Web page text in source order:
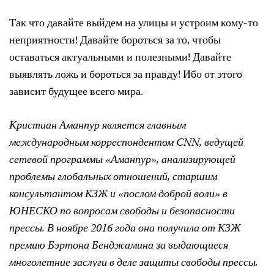
Так что давайте выйдем на улицы и устроим кому-то
неприятности! Давайте бороться за то, чтобы
оставаться актуальными и полезными! Давайте
выявлять ложь и бороться за правду! Ибо от этого
зависит будущее всего мира.
Кристиан Аманпур является главным
международным корреспондентом CNN, ведущей
сетевой программы «Аманпур», анализирующей
проблемы глобальных отношений, старшим
консультантом КЗЖ и «послом доброй воли» в
ЮНЕСКО по вопросам свободы и безопасности
прессы. В ноябре 2016 года она получила от КЗЖ
премию Бэртона Бенджамина за выдающиеся
многолетние заслуги в деле защиты свободы прессы.